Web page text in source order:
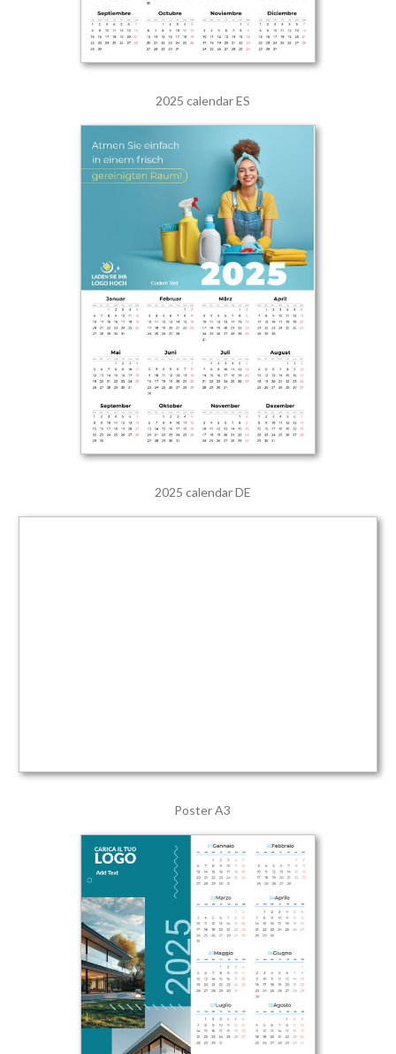
2025 calendar ES
2025 calendar DE
Poster A3